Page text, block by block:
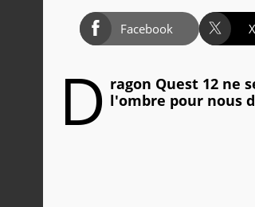
Facebook
D ragon Quest 12 ne
l'ombre pour nous